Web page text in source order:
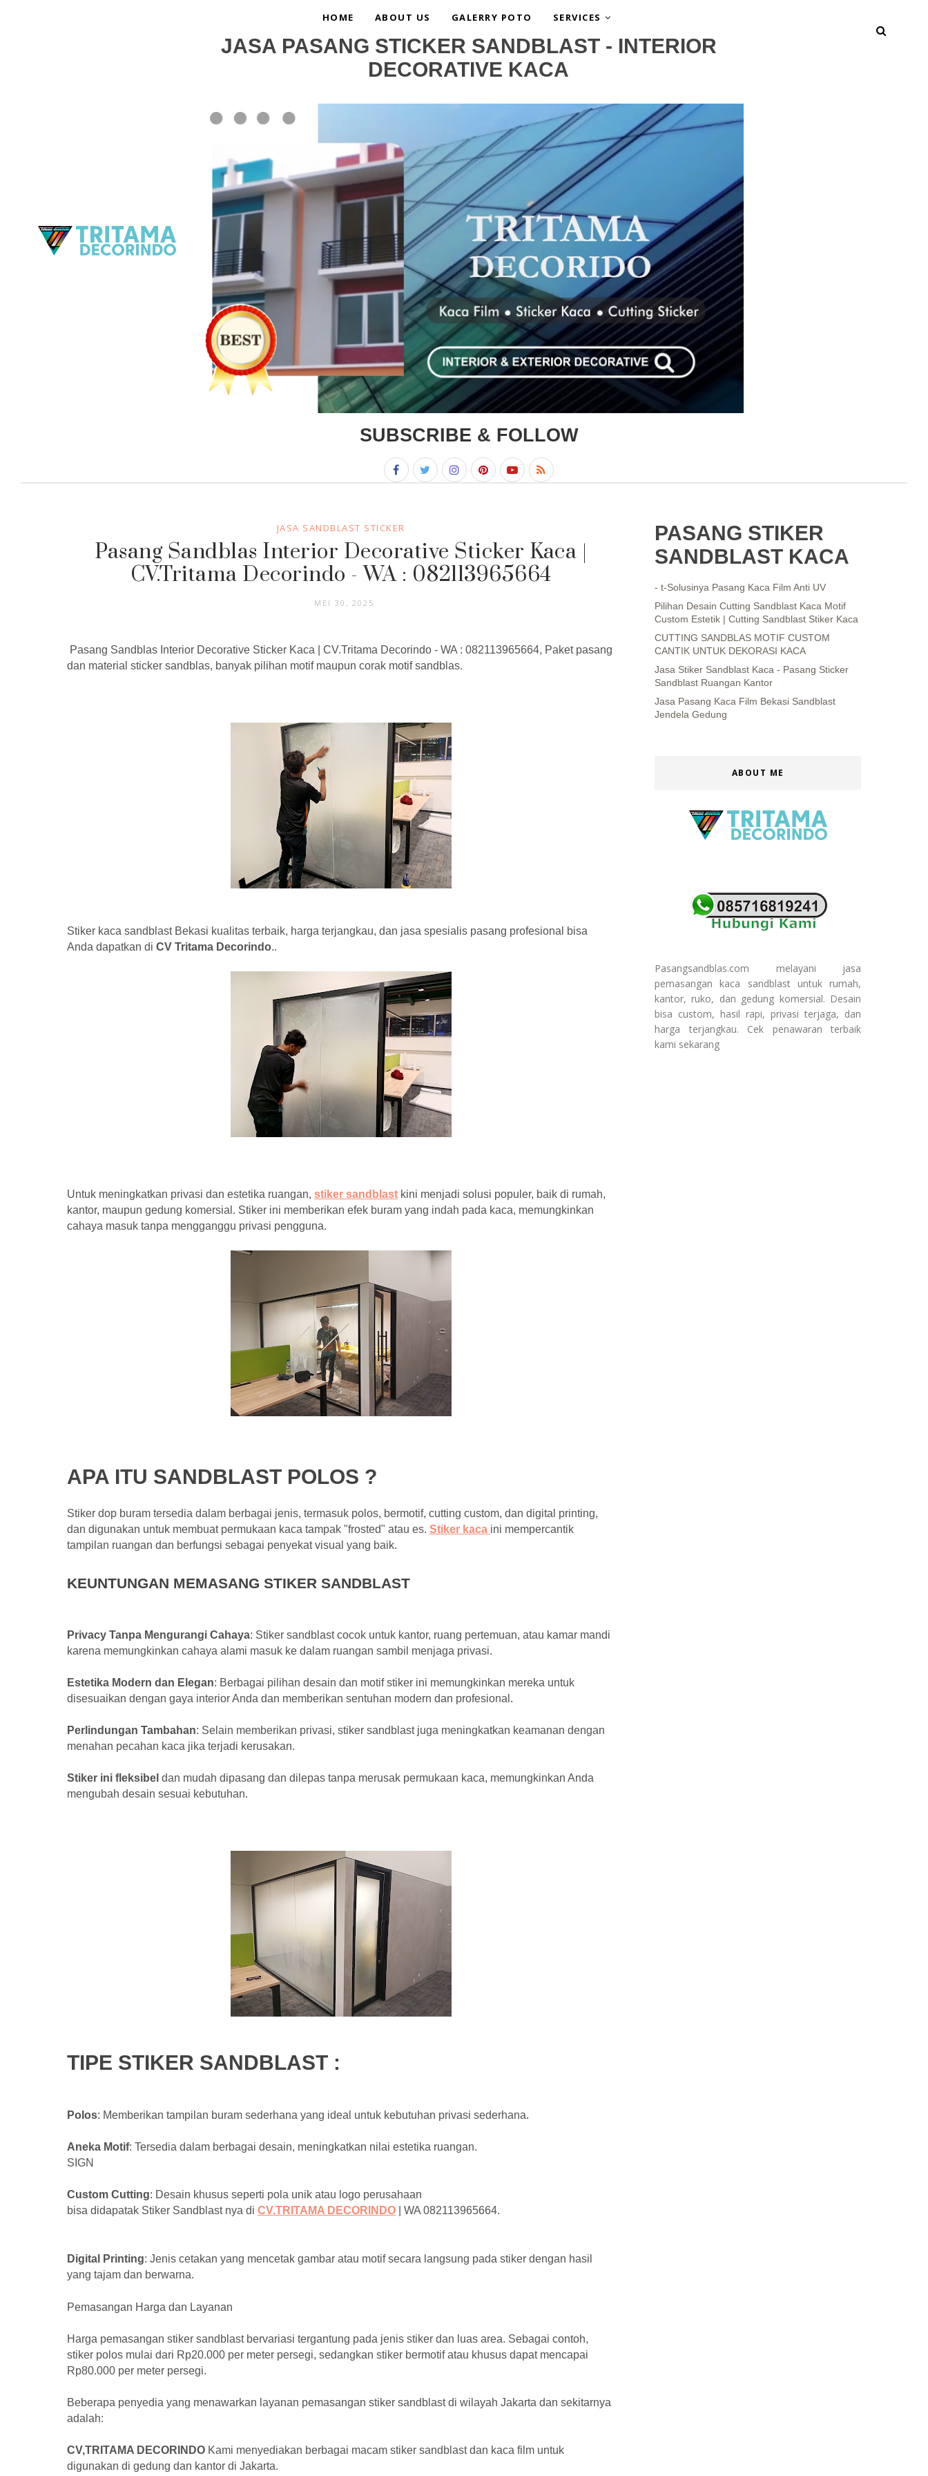
HOME ABOUT US GALERRY POTO SERVICES
JASA PASANG STICKER SANDBLAST - INTERIOR
DECORATIVE KACA
SUBSCRIBE & FOLLOW
JASA SANDBLAST STICKER
Pasang Sandblas Interior Decorative Sticker Kaca |
CV.Tritama Decorindo - WA : 082113965664
MEI 30, 2025
Pasang Sandblas Interior Decorative Sticker Kaca | CV.Tritama Decorindo - WA : 082113965664, Paket pasang
dan material sticker sandblas, banyak pilihan motif maupun corak motif sandblas.
Stiker kaca sandblast Bekasi kualitas terbaik, harga terjangkau, dan jasa spesialis pasang profesional bisa
Anda dapatkan di CV Tritama Decorindo..
Untuk meningkatkan privasi dan estetika ruangan, stiker sandblast kini menjadi solusi populer, baik di rumah,
kantor, maupun gedung komersial. Stiker ini memberikan efek buram yang indah pada kaca, memungkinkan
cahaya masuk tanpa mengganggu privasi pengguna.
APA ITU SANDBLAST POLOS ?
Stiker dop buram tersedia dalam berbagai jenis, termasuk polos, bermotif, cutting custom, dan digital printing,
dan digunakan untuk membuat permukaan kaca tampak "frosted" atau es. Stiker kaca ini mempercantik
tampilan ruangan dan berfungsi sebagai penyekat visual yang baik.
KEUNTUNGAN MEMASANG STIKER SANDBLAST
Privacy Tanpa Mengurangi Cahaya: Stiker sandblast cocok untuk kantor, ruang pertemuan, atau kamar mandi
karena memungkinkan cahaya alami masuk ke dalam ruangan sambil menjaga privasi.
Estetika Modern dan Elegan: Berbagai pilihan desain dan motif stiker ini memungkinkan mereka untuk
disesuaikan dengan gaya interior Anda dan memberikan sentuhan modern dan profesional.
Perlindungan Tambahan: Selain memberikan privasi, stiker sandblast juga meningkatkan keamanan dengan
menahan pecahan kaca jika terjadi kerusakan.
Stiker ini fleksibel dan mudah dipasang dan dilepas tanpa merusak permukaan kaca, memungkinkan Anda
mengubah desain sesuai kebutuhan.
TIPE STIKER SANDBLAST :
Polos: Memberikan tampilan buram sederhana yang ideal untuk kebutuhan privasi sederhana.
Aneka Motif: Tersedia dalam berbagai desain, meningkatkan nilai estetika ruangan.
SIGN
Custom Cutting: Desain khusus seperti pola unik atau logo perusahaan
bisa didapatak Stiker Sandblast nya di CV.TRITAMA DECORINDO | WA 082113965664.
Digital Printing: Jenis cetakan yang mencetak gambar atau motif secara langsung pada stiker dengan hasil
yang tajam dan berwarna.
Pemasangan Harga dan Layanan
Harga pemasangan stiker sandblast bervariasi tergantung pada jenis stiker dan luas area. Sebagai contoh,
stiker polos mulai dari Rp20.000 per meter persegi, sedangkan stiker bermotif atau khusus dapat mencapai
Rp80.000 per meter persegi.
Beberapa penyedia yang menawarkan layanan pemasangan stiker sandblast di wilayah Jakarta dan sekitarnya
adalah:
CV,TRITAMA DECORINDO Kami menyediakan berbagai macam stiker sandblast dan kaca film untuk
digunakan di gedung dan kantor di Jakarta.
PASANG STIKER
SANDBLAST KACA
- t-Solusinya Pasang Kaca Film Anti UV
Pilihan Desain Cutting Sandblast Kaca Motif
Custom Estetik | Cutting Sandblast Stiker Kaca
CUTTING SANDBLAS MOTIF CUSTOM
CANTIK UNTUK DEKORASI KACA
Jasa Stiker Sandblast Kaca - Pasang Sticker
Sandblast Ruangan Kantor
Jasa Pasang Kaca Film Bekasi Sandblast
Jendela Gedung
ABOUT ME
Pasangsandblas.com melayani jasa
pemasangan kaca sandblast untuk rumah,
kantor, ruko, dan gedung komersial. Desain
bisa custom, hasil rapi, privasi terjaga, dan
harga terjangkau. Cek penawaran terbaik
kami sekarang